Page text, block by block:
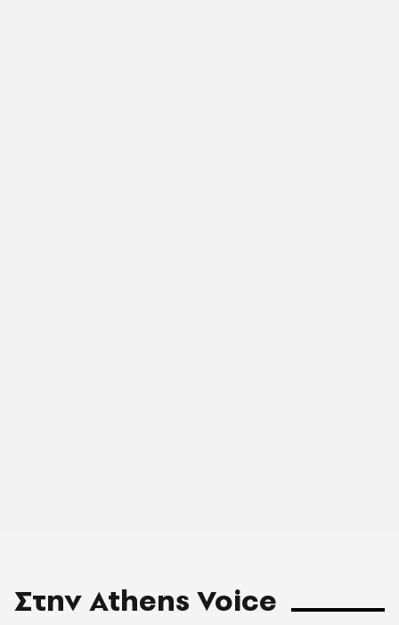
Στην Athens Voice